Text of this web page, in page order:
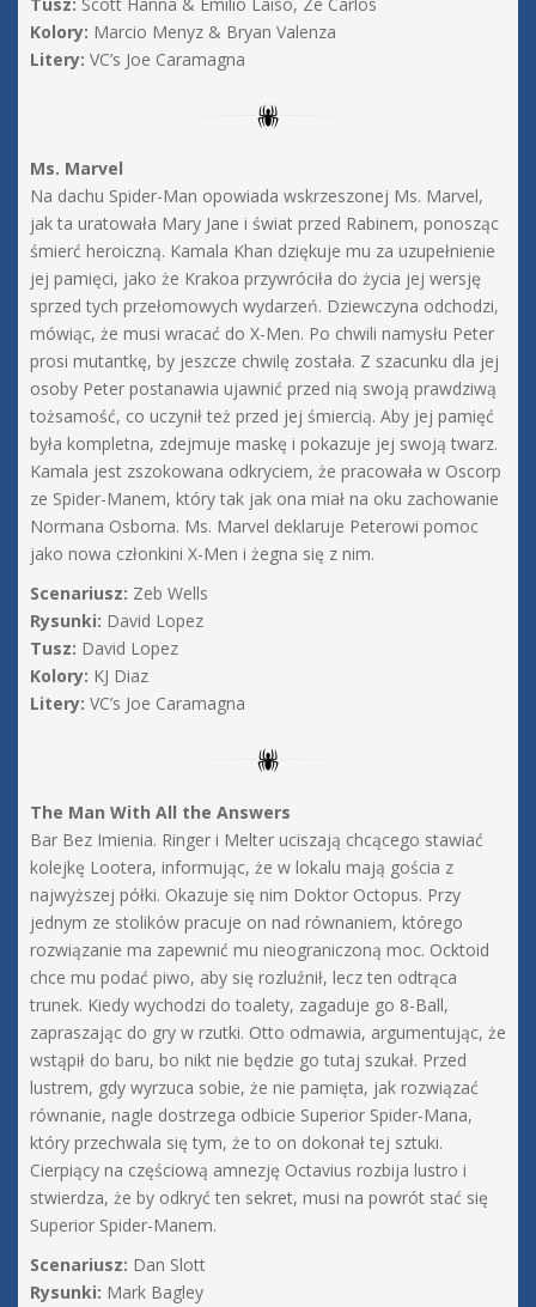
Tusz: Scott Hanna & Emilio Laiso, Ze Carlos
Kolory: Marcio Menyz & Bryan Valenza
Litery: VC’s Joe Caramagna
Ms. Marvel
Na dachu Spider-Man opowiada wskrzeszonej Ms. Marvel,
jak ta uratowała Mary Jane i świat przed Rabinem, ponosząc
śmierć heroiczną. Kamala Khan dziękuje mu za uzupełnienie
jej pamięci, jako że Krakoa przywróciła do życia jej wersję
sprzed tych przełomowych wydarzeń. Dziewczyna odchodzi,
mówiąc, że musi wracać do X-Men. Po chwili namysłu Peter
prosi mutantkę, by jeszcze chwilę została. Z szacunku dla jej
osoby Peter postanawia ujawnić przed nią swoją prawdziwą
tożsamość, co uczynił też przed jej śmiercią. Aby jej pamięć
była kompletna, zdejmuje maskę i pokazuje jej swoją twarz.
Kamala jest zszokowana odkryciem, że pracowała w Oscorp
ze Spider-Manem, który tak jak ona miał na oku zachowanie
Normana Osborna. Ms. Marvel deklaruje Peterowi pomoc
jako nowa członkini X-Men i żegna się z nim.
Scenariusz: Zeb Wells
Rysunki: David Lopez
Tusz: David Lopez
Kolory: KJ Diaz
Litery: VC’s Joe Caramagna
The Man With All the Answers
Bar Bez Imienia. Ringer i Melter uciszają chcącego stawiać
kolejkę Lootera, informując, że w lokalu mają gościa z
najwyższej półki. Okazuje się nim Doktor Octopus. Przy
jednym ze stolików pracuje on nad równaniem, którego
rozwiązanie ma zapewnić mu nieograniczoną moc. Ocktoid
chce mu podać piwo, aby się rozluźnił, lecz ten odtrąca
trunek. Kiedy wychodzi do toalety, zagaduje go 8-Ball,
zapraszając do gry w rzutki. Otto odmawia, argumentując, że
wstąpił do baru, bo nikt nie będzie go tutaj szukał. Przed
lustrem, gdy wyrzuca sobie, że nie pamięta, jak rozwiązać
równanie, nagle dostrzega odbicie Superior Spider-Mana,
który przechwala się tym, że to on dokonał tej sztuki.
Cierpiący na częściową amnezję Octavius rozbija lustro i
stwierdza, że by odkryć ten sekret, musi na powrót stać się
Superior Spider-Manem.
Scenariusz: Dan Slott
Rysunki: Mark Bagley